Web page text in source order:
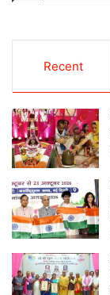
Recent